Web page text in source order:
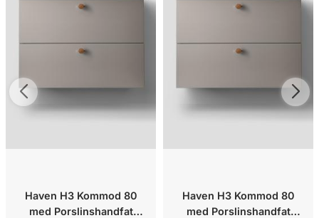
Haven H3 Kommod 80
med Porslinshandfat
Haven H3 Kommod 80
med Porslinshandfat